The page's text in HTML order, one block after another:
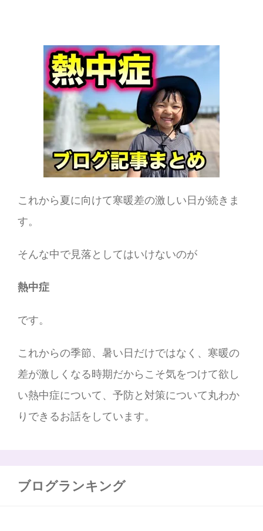
これから夏に向けて寒暖差の激しい日が続きま
す。
そんな中で見落としてはいけないのが
熱中症
です。
これからの季節、暑い日だけではなく、寒暖の
差が激しくなる時期だからこそ気をつけて欲し
い熱中症について、予防と対策について丸わか
りできるお話をしています。
ブログランキング